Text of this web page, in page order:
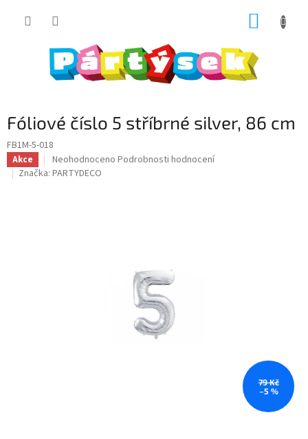
Fóliové číslo 5 stříbrné silver, 86 cm
FB1M-5-018
Akce
Průměrné
hodnocení
Neohodnoceno Podrobnosti hodnocení
Značka: PARTYDECO
79 Kč
–5 %